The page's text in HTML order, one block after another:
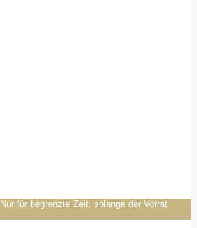
für begrenzte Zeit, solange der Vorrat